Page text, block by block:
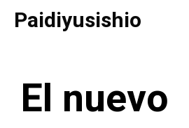
SaltarPaidiyusishio
El nuevo